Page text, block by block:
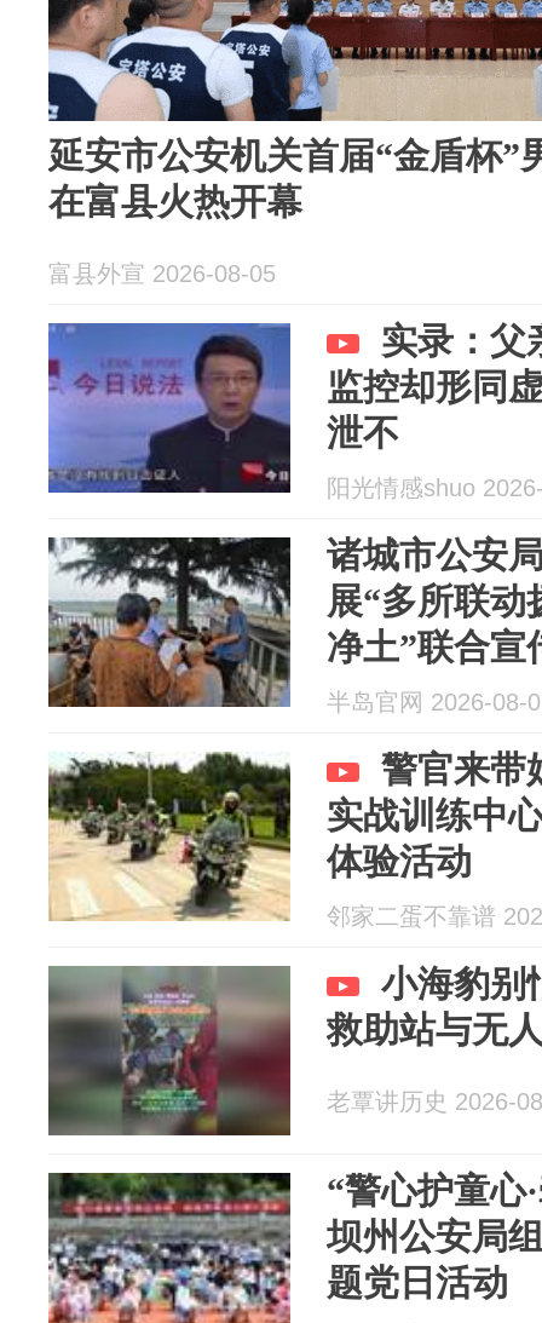
延安市公安机关首届“金盾杯”
在富县火热开幕
富县外宣 2026-08-05
实录：父
监控却形同
泄不
阳光情感shuo
诸城市公安
展“多所联动
净土”联合宣
半岛官网 2026-08-
警官来带
实战训练中
体验活动
邻家二蛋不靠谱
小海豹别
救助站与无
老覃讲历史 2026-
“警心护童
坝州公安局
题党日活动